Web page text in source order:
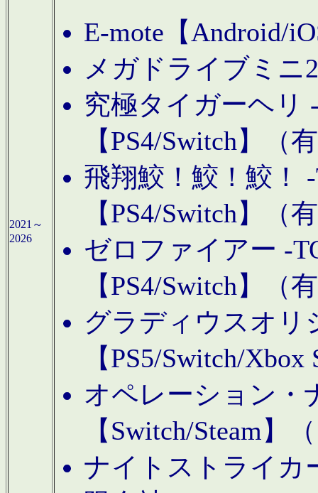
2021～
2026
E-mote【Android/
メガドライブミニ
究極タイガーヘリ
【PS4/Switch】（
飛翔鮫！鮫！鮫！
【PS4/Switch】（
ゼロファイアー -
【PS4/Switch】（
グラディウスオリ
【PS5/Switch/
オペレーション・
【Switch/Steam】
ナイトストライカ